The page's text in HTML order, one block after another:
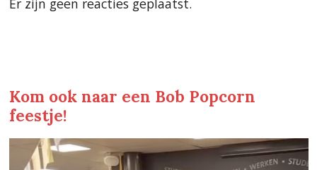
Er zijn geen reacties geplaatst.
Kom ook naar een Bob Popcorn
feestje!